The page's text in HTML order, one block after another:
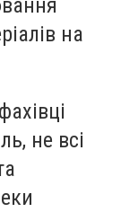
на
не всі